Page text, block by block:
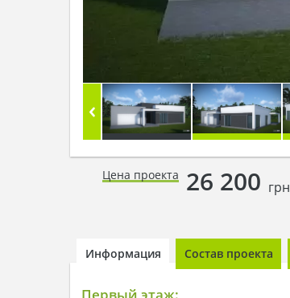
Цена проекта 26 200 грн
Информация Состав проекта
Первый этаж: